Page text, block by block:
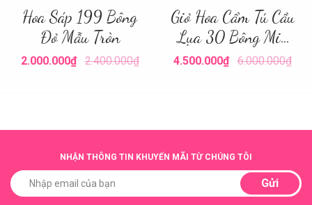
Hoa Sáp 199 Bông
Đỏ Mẫu Tròn
2.000.000₫ 2.400.000₫
Giỏ Hoa Cẩm Tú Cầu
Lụa 30 Bông Mix
Tone Xanh
4.500.000₫ 6.000.000₫
NHẬN THÔNG TIN KHUYẾN MÃI TỪ CHÚNG TÔI
Gửi